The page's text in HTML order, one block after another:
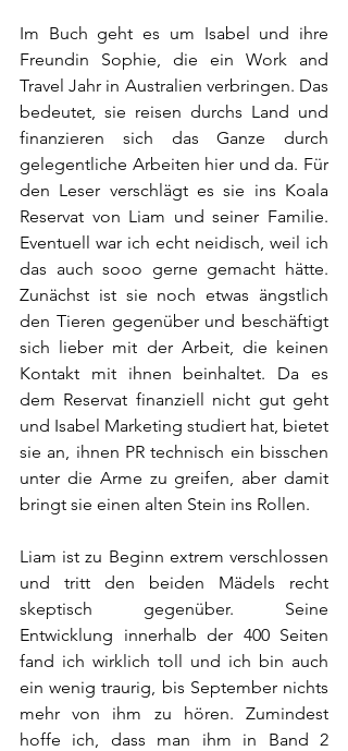
Im Buch geht es um Isabel und ihre
Freundin Sophie, die ein Work and
Travel Jahr in Australien verbringen. Das
bedeutet, sie reisen durchs Land und
finanzieren sich das Ganze durch
gelegentliche Arbeiten hier und da. Für
den Leser verschlägt es sie ins Koala
Reservat von Liam und seiner Familie.
Eventuell war ich echt neidisch, weil ich
das auch sooo gerne gemacht hätte.
Zunächst ist sie noch etwas ängstlich
den Tieren gegenüber und beschäftigt
sich lieber mit der Arbeit, die keinen
Kontakt mit ihnen beinhaltet. Da es
dem Reservat finanziell nicht gut geht
und Isabel Marketing studiert hat, bietet
sie an, ihnen PR technisch ein bisschen
unter die Arme zu greifen, aber damit
bringt sie einen alten Stein ins Rollen.
Liam ist zu Beginn extrem verschlossen
und tritt den beiden Mädels recht
skeptisch gegenüber. Seine
Entwicklung innerhalb der 400 Seiten
fand ich wirklich toll und ich bin auch
ein wenig traurig, bis September nichts
mehr von ihm zu hören. Zumindest
hoffe ich, dass man ihm in Band 2